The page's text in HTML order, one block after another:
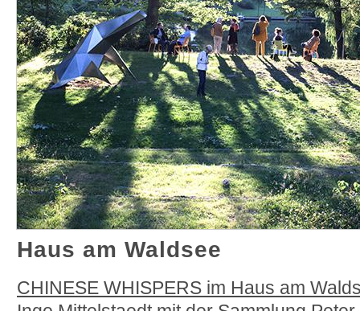
Haus am Waldsee
CHINESE WHISPERS im Haus am